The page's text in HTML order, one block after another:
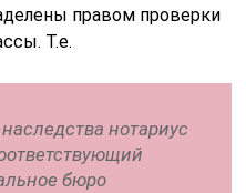
правом проверки
Т.е.
нотариус
бюро